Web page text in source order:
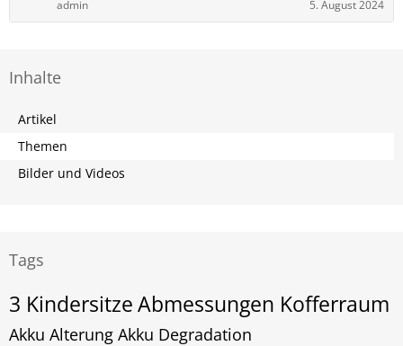
admin 5. August 2024
Inhalte
Artikel
Themen
Bilder und Videos
Tags
3 KindersitzeAbmessungen Kofferraum
Akku Alterung Akku Degradation